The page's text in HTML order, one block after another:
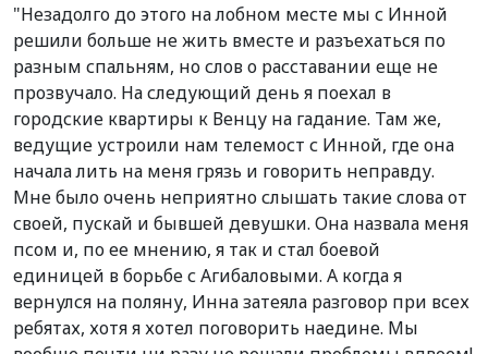
"Незадолго до этого на лобном месте мы с Инной
решили больше не жить вместе и разъехаться по
разным спальням, но слов о расставании еще не
прозвучало. На следующий день я поехал в
городские квартиры к Венцу на гадание. Там же,
ведущие устроили нам телемост с Инной, где она
начала лить на меня грязь и говорить неправду.
Мне было очень неприятно слышать такие слова от
своей, пускай и бывшей девушки. Она назвала меня
псом и, по ее мнению, я так и стал боевой
единицей в борьбе с Агибаловыми. А когда я
вернулся на поляну, Инна затеяла разговор при всех
ребятах, хотя я хотел поговорить наедине. Мы